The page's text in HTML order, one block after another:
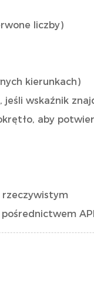
liczby)
kierunkach)
wskaźnik
aby
rzeczywistym